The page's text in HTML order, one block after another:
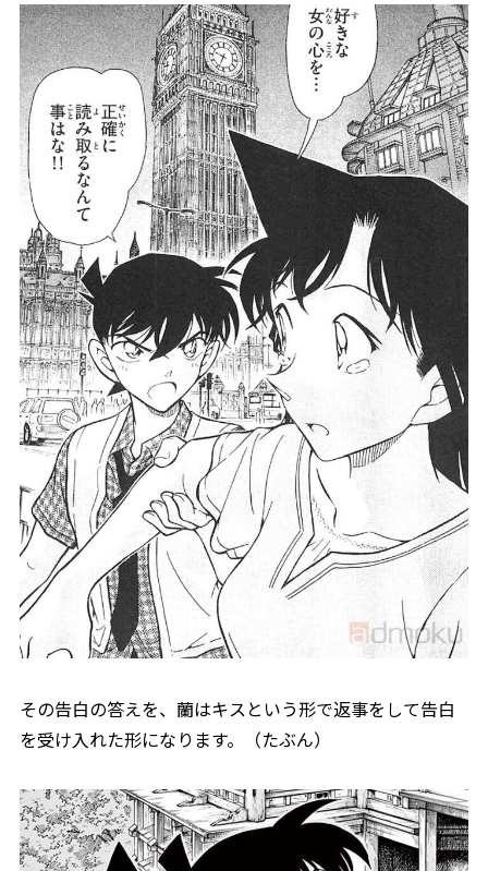
その告白の答えを、蘭はキスという形で返事をして告白
を受け入れた形になります。（たぶん）